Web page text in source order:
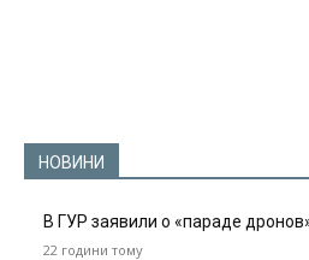
НОВИНИ
В ГУР заявили о «параде
22 години тому